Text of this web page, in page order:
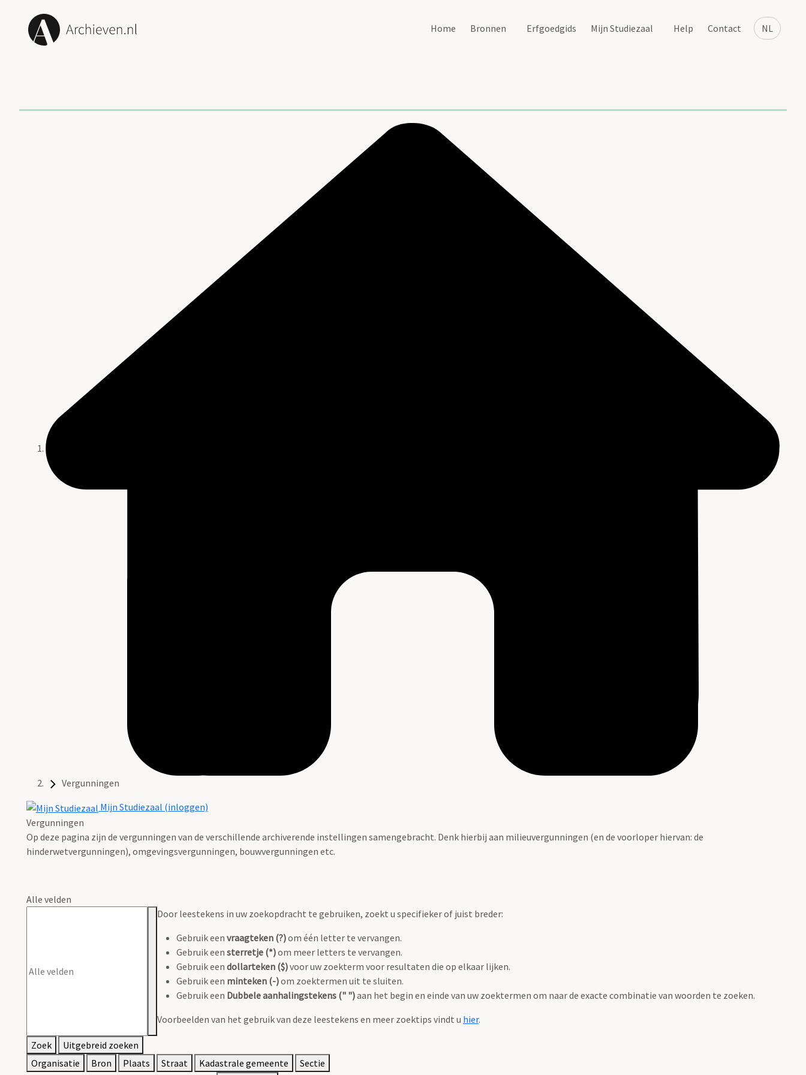
NL
Home Bronnen Erfgoedgids Mijn Studiezaal Help Contact
Vergunningen
Mijn Studiezaal (inloggen)
Vergunningen
Op deze pagina zijn de vergunningen van de verschillende archiverende instellingen samengebracht. Denk hierbij aan milieuvergunningen (en de voorloper hiervan: de
hinderwetvergunningen), omgevingsvergunningen, bouwvergunningen etc.
Alle velden
Door leestekens in uw zoekopdracht te gebruiken, zoekt u specifieker of juist breder:
Gebruik een vraagteken (?)om één letter te vervangen.
Gebruik een sterretje (*)om meer letters te vervangen.
Gebruik een dollarteken ($)voor uw zoekterm voor resultaten die op elkaar lijken.
Gebruik een minteken (-)om zoektermen uit te sluiten.
Gebruik een Dubbele aanhalingstekens (" ")aan het begin en einde van uw zoektermen om naar de exacte combinatie van woorden te zoeken.
Voorbeelden van het gebruik van deze leestekens en meer zoektips vindt u hier.
Zoek
Uitgebreid zoeken
Organisatie
Bron Plaats Straat Kadastrale gemeente Sectie